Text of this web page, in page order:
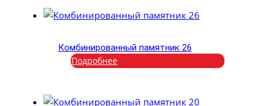
Комбинированный памятник 26
Подробнее